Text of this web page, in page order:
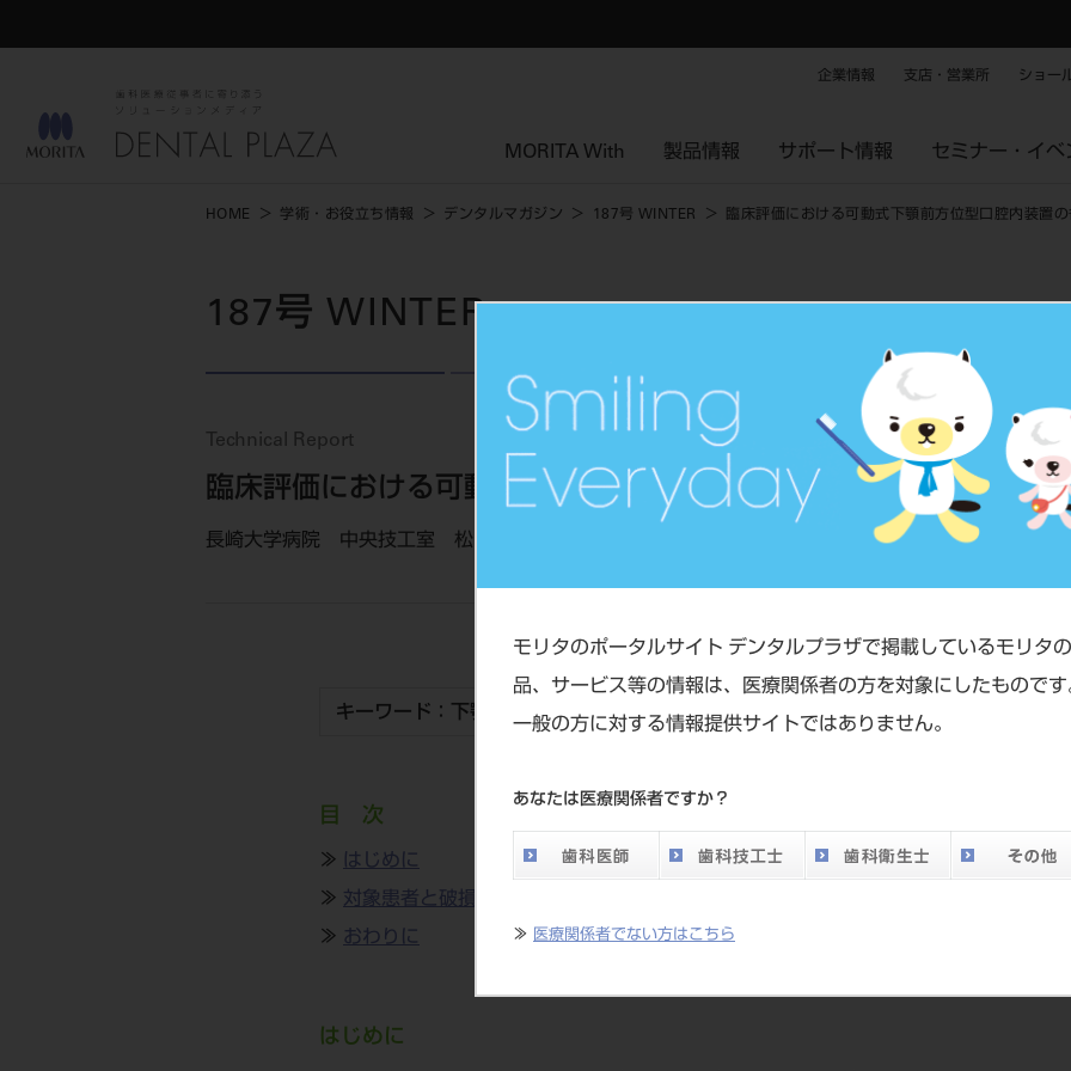
モリタのポータルサイト デンタルプラザで掲載しているモリタ
品、サービス等の情報は、医療関係者の方を対象にしたものです
一般の方に対する情報提供サイトではありません。
あなたは医療関係者ですか？
≫ 医療関係者でない方はこちら
企業情報 支店・営業所 ショー
MORITA With 製品情報 サポート情報 セミナー・イベ
HOME 学術・お役立ち情報 デンタルマガジン 187号 WINTER 臨床評価における可動式下顎前方位型口腔内装置
187号 WINTER
Technical Report
臨床評価における可動式下顎前方位型口腔内装置の各破損に対す
長崎大学病院 中央技工室 松田 安弘
キーワード：下顎前方位型口腔内装置（MAS）／MASの破損プロセス／MAS製作時
目 次
≫
はじめに
≫ 対象患者と破損の状態別対処法
≫ おわりに
はじめに